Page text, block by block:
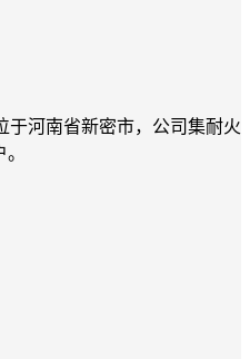
于河南省新密市，公司集耐火